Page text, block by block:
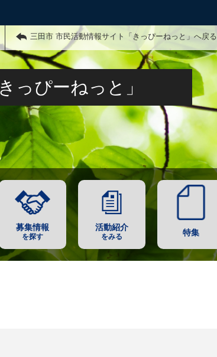
三田市 市民活動情報サイト「きっぴーねっと」へ戻る
っぴーねっと」
募集情報
を探す
活動紹介
をみる 特集